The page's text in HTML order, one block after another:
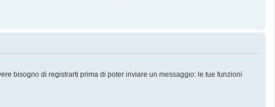
bisogno di registrarti prima di poter inviare un messaggio: le tue funzioni